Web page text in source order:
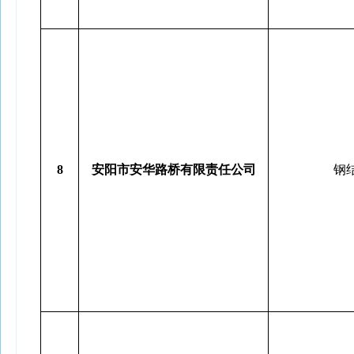
8 安阳市安华路桥有限责任公司 钢